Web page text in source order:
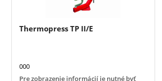
Thermopress TP II/E
000
Pre zobrazenie informácií je nutné byť